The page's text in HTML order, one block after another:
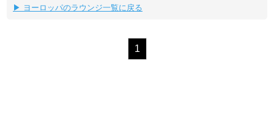
▶ ヨーロッパのラウンジ一覧に戻る
1